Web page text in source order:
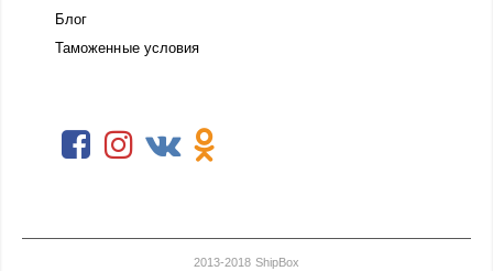
Блог
Таможенные условия
2013-2018 ShipBox